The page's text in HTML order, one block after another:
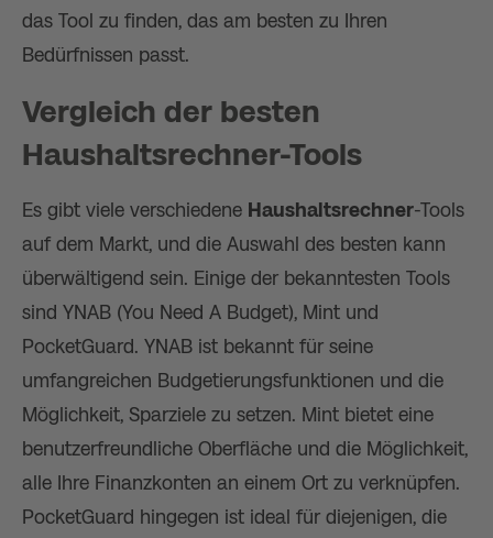
das Tool zu finden, das am besten zu Ihren
Bedürfnissen passt.
Vergleich der besten
Haushaltsrechner-Tools
Es gibt viele verschiedene Haushaltsrechner-Tools
auf dem Markt, und die Auswahl des besten kann
überwältigend sein. Einige der bekanntesten Tools
sind YNAB (You Need A Budget), Mint und
PocketGuard. YNAB ist bekannt für seine
umfangreichen Budgetierungsfunktionen und die
Möglichkeit, Sparziele zu setzen. Mint bietet eine
benutzerfreundliche Oberfläche und die Möglichkeit,
alle Ihre Finanzkonten an einem Ort zu verknüpfen.
PocketGuard hingegen ist ideal für diejenigen, die